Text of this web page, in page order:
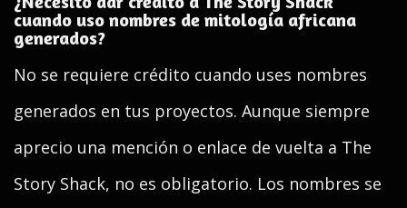
cuando uso nombres de mitología africana
generados?
No se requiere crédito cuando uses nombres
generados en tus proyectos. Aunque siempre
aprecio una mención o enlace de vuelta a The
Story Shack, no es obligatorio. Los nombres se